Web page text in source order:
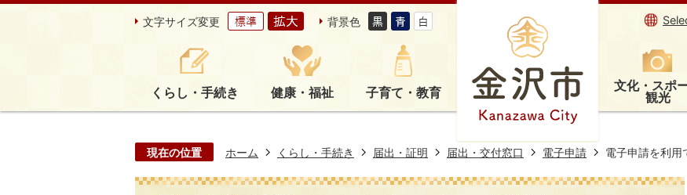
文字サイズ変更 背景色
くらし・手続き 健康・福祉 子育て・教育 文化・スポ
観光
現在の位置 ホーム くらし・手続き 届出・証明 届出・交付窓口 電子申請 電子申請を利用